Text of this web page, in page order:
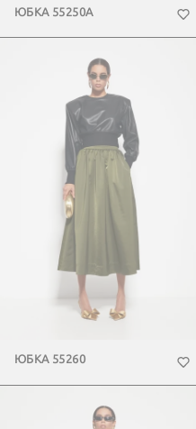
ЮБКА 55250А
ЮБКА 55260